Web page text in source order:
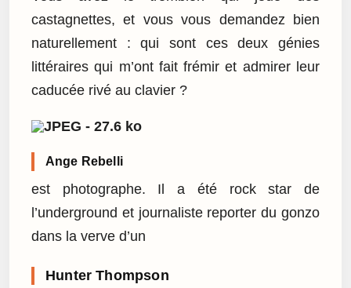
castagnettes, et vous vous demandez bien
naturellement : qui sont ces deux génies
littéraires qui m’ont fait frémir et admirer leur
caducée rivé au clavier ?
Ange Rebelli
est photographe. Il a été rock star de
l’underground et journaliste reporter du gonzo
dans la verve d’un
Hunter Thompson